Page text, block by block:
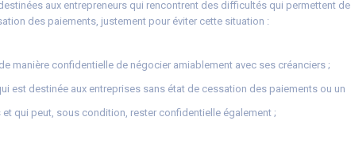
aux entrepreneurs qui rencontrent des difficultés qui permettent de
des paiements, justement pour éviter cette situation :
manière confidentielle de négocier amiablement avec ses créanciers ;
est destinée aux entreprises sans état de cessation des paiements ou un
et qui peut, sous condition, rester confidentielle également ;